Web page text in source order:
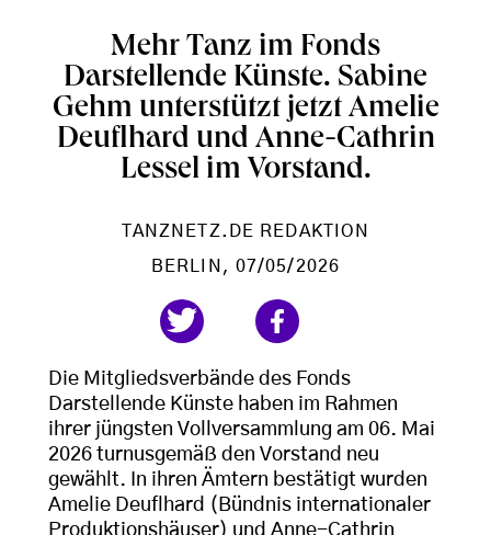
Mehr Tanz im Fonds
Darstellende Künste. Sabine
Gehm unterstützt jetzt Amelie
Deuflhard und Anne-Cathrin
Lessel im Vorstand.
TANZNETZ.DE REDAKTION
BERLIN , 07/05/2026
Die Mitgliedsverbände des Fonds
Darstellende Künste haben im Rahmen
ihrer jüngsten Vollversammlung am 06. Mai
2026 turnusgemäß den Vorstand neu
gewählt. In ihren Ämtern bestätigt wurden
Amelie Deuflhard (Bündnis internationaler
Produktionshäuser) und Anne-Cathrin